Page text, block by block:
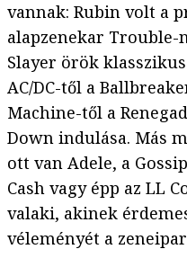
vannak: Rubin volt a
alapzenekar Trouble-
Slayer örök
AC/DC-től a
Machine-től a
Down indulása. Más
ott van Adele, a
Cash vagy épp az LL
valaki, akinek
véleményét a